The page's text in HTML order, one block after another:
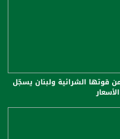
الليرة فقدت 82% من قوتها الشرائية ولبنان يسجّل